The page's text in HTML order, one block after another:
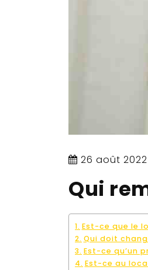
26 août 2022
Qui
Est-ce que le
Qui doit
Est-ce qu’un
Est-ce au